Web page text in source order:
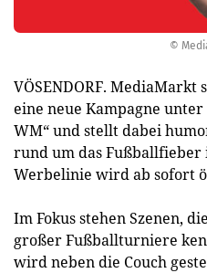
©
VÖSENDORF.
eine neue Kampagne
WM“ und stellt dabei
rund um das
Werbelinie wird ab sofort
Im Fokus stehen Szenen,
großer Fußballturniere
wird neben die Couch